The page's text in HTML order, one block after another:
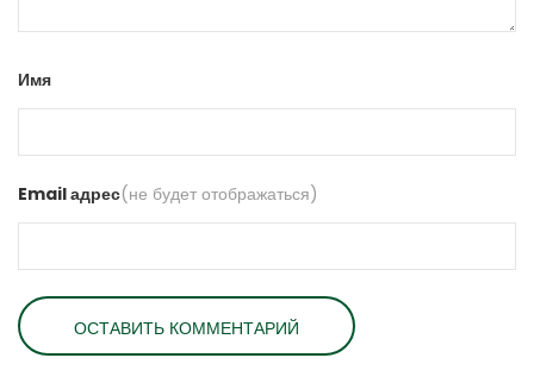
Имя
Email адрес(не будет отображаться)